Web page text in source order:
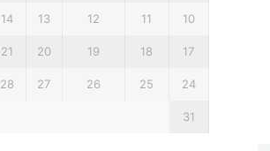
10
11
12
13
14
17
18
19
20
21
24
25
26
27
28
31